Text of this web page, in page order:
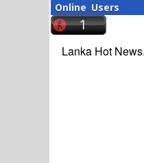
Online Users
Lanka Hot